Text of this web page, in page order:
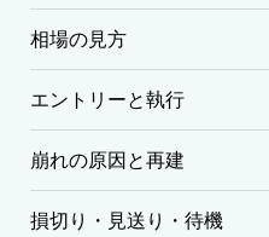
相場の見方
エントリーと執行
崩れの原因と再建
損切り・見送り・待機